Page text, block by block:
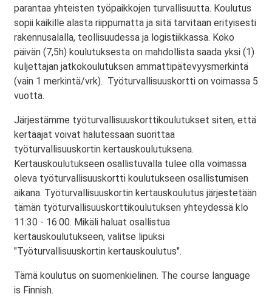
parantaa yhteisten työpaikkojen turvallisuutta. Koulutus
sopii kaikille alasta riippumatta ja sitä tarvitaan erityisesti
rakennusalalla, teollisuudessa ja logistiikkassa. Koko
päivän (7,5h) koulutuksesta on mahdollista saada yksi (1)
kuljettajan jatkokoulutuksen ammattipätevyysmerkintä
(vain 1 merkintä/vrk). Työturvallisuuskortti on voimassa 5
vuotta.
Järjestämme työturvallisuuskorttikoulutukset siten, että
kertaajat voivat halutessaan suorittaa
työturvallisuuskortin kertauskoulutuksena.
Kertauskoulutukseen osallistuvalla tulee olla voimassa
oleva työturvallisuuskortti koulutukseen osallistumisen
aikana. Työturvallisuuskortin kertauskoulutus järjestetään
tämän työturvallisuuskorttikoulutuksen yhteydessä klo
11:30 - 16:00. Mikäli haluat osallistua
kertauskoulutukseen, valitse lipuksi
"Työturvallisuuskortin kertauskoulutus".
Tämä koulutus on suomenkielinen. The course language
is Finnish.